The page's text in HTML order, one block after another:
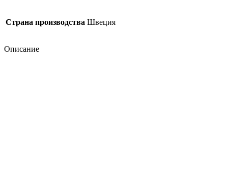
Страна производства Швеция
Описание